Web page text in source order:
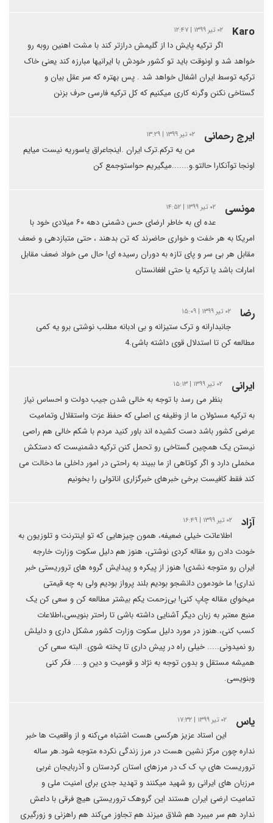
Karo ۰۲ تیر ۱۳۹۹ | ۱۲:۴۷
اگر ترکیه پایش دا از گلیمش درازتر کند با مشت اهنین روبه رو
خواهد شد و اونوقت باید تو کشور خودش با ایرانیها مبارزە کند یعنی خاک
ترکیه توسط ایران اشغال خواهد شد . پس بهتره که سر عقل بیان و
گستاخی نکنن وگرنه کاری میکنیم که کل ترکیه فارسی حرف بزنن
ایرج رحمانی ۰۲ تیر ۱۳۹۹ | ۱۳:۲۹
من یه ترکم.ترک ایران .اینجاعراق یاسوریه نیست میایم
اونجا توآنکارا حالتو.و.......میگیریم حواستوجمع کن
مونسی ۰۲ تیر ۱۳۹۹ | ۱۴:۵۲
عده ای به خاطر ارضای حس دشمنی دهه ۶۰ میلادی خود با
امریکا به هر خفت و خواری حاضرند که تن بدهند ، حتی متبازدهی و ضعف
مقابل هر بی سر و پای تازه به دوران رسیده ای! حال می خواد ضعف مقابل
امارات باشد یا ترکیه یا حتی افغانستان
رضا ۰۲ تیر ۱۳۹۹ | ۱۵:۰۹
جانبدارانه و ترک ستیزانه و بی ادبانه مطلب نوشتی برو یه کمی
مطالعه کن تا استدلال قوی داشته باشی.4
ایرانی ۰۲ تیر ۱۳۹۹ | ۱۵:۱۳
بنظر می رسد با توجه به خالی شدن جیب دولت و احساس نیاز
به ترکیه مسئولان ما از وظیفه ی اصلی که حفظ عزت واستقلال وتمامیت
عرضی کشور باشد دست کشیده اند باور کنید مردم با شکم خالی هم راصی
نیستن یک همچین گستاخی رو تحمل کنن ترکیه دشمنیست که دستکش
مخملی دارد و اگر کوتاهی از ما ببیند به راحتی در امور داخلی ما دخالت می
کند فقط کافیست برخی خبرهای خبرگزاری اناتولی را بخونیم
آزاد ۰۲ تیر ۱۳۹۹ | ۱۶:۴۹
اطلاعاتت خیلی ضعیفه، همون چیزهایی که تو اینترنت و تلوزیون به
خودت دادن رو مقاله کردی نوشتی، هنوز هم دلیل سکوت وزارت خارجه
ایران رو متوجه نشدی! هنوز از پیکره و پیدایش گروه های تروریستی خبر
نداری! ما خودمون دانشجو بودیم بلند پرواز بودیم ولی به چه قیمتی
میخوای مقاله چاپ کنی! بی‌زحمت یکم بیشتر مطالعه کن و سعی کن یک
منبع معتبر به زبان دیگر آشنایی داشته باشی تا راحتر بنویسی،اطلاعات
کسب کنی،.هنوز در مورد دلیل سکوت وزارت کشور مشکل داری و دلیلش
رو نمیدونی..... خیلی راه در پیش داری تا پخته شوی. البته سعی کن
همیشه مستقل و بدون توجه به نژاد و قومیت و دین و.... فکر کنی
وبنویسی.
یاس ۰۲ تیر ۱۳۹۹ | ۱۷:۳۲
این استاد عزیز هرکسی هست اشتباه می‌کنه و از واقعیت ها خبر
نداره چون مرکز نشین هست در مرز زندگی نکرده متوجه شود.هر ساله
تروریست های پ ک ک در مرزهای استان کردستان و آذربایجان غربی
مرزبان های ایرانی رو شهید میکنند و تهدید جدی برای امنیت ملی و
تمامیت ارضی ایران هستند این گروهک تروریستی هیچ فرقی با داعش
ندارد هم سر میبرد هم شلاق میزند هم تجاوز می‌کند هم راهزنی و زورگیری